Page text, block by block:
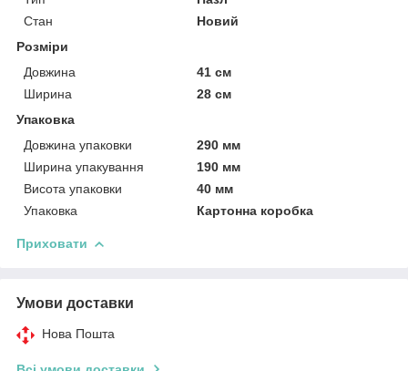
Стан
Новий
Розміри
Довжина
41 см
Ширина
28 см
Упаковка
Довжина упаковки
290 мм
Ширина упакування
190 мм
Висота упаковки
40 мм
Упаковка
Картонна коробка
Приховати
Умови доставки
Нова Пошта